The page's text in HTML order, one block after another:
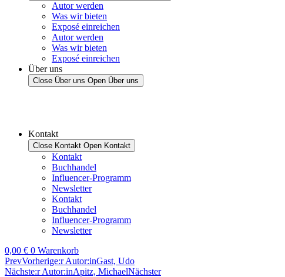
Autor werden
Was wir bieten
Exposé einreichen
Autor werden
Was wir bieten
Exposé einreichen
Über uns
Close Über uns Open Über uns
Kontakt
Close Kontakt Open Kontakt
Kontakt
Buchhandel
Influencer-Programm
Newsletter
Kontakt
Buchhandel
Influencer-Programm
Newsletter
0,00 € 0 Warenkorb
PrevVorherige:r Autor:inGast, Udo
Nächste:r Autor:inApitz, MichaelNächster